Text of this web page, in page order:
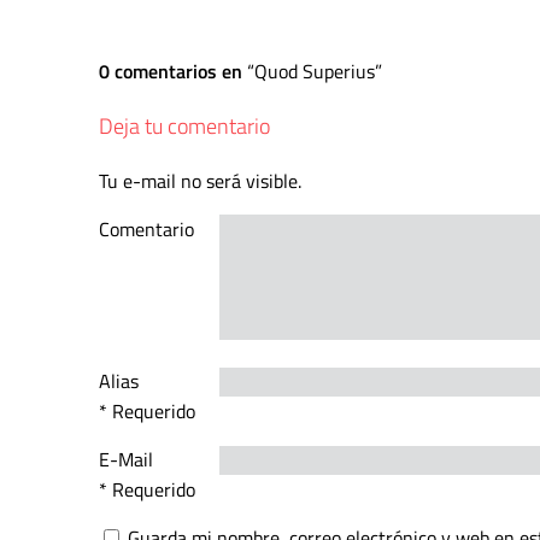
0 comentarios en Quod Superius
Deja tu comentario
Tu e-mail no será visible.
Comentario
Alias
* Requerido
E-Mail
* Requerido